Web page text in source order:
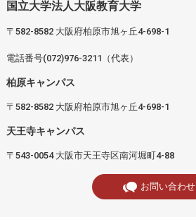
国立大学法人大阪教育大学
〒582-8582 大阪府柏原市旭ヶ丘4-698-1
電話番号(072)976-3211（代表）
柏原キャンパス
〒582-8582 大阪府柏原市旭ヶ丘4-698-1
天王寺キャンパス
〒543-0054 大阪市天王寺区南河堀町4-88
お問い合わせ